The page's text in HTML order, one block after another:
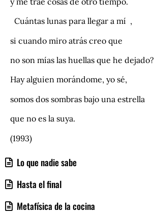
Lo que nadie sabe
Hasta el final
Metafísica de la cocina
Cuántas lunas para llegar a mí ,
si cuando miro atrás creo que
no son mías las huellas que he dejado?
Hay alguien morándome, yo sé,
somos dos sombras bajo una estrella
que no es la suya.
(1993)